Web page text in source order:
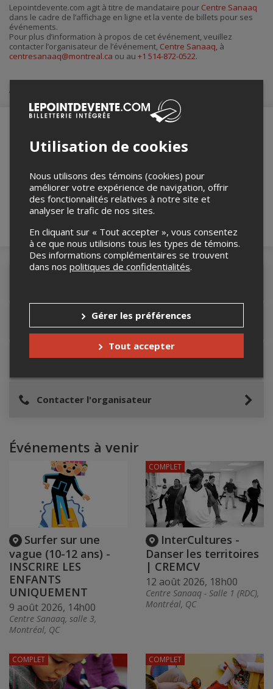
courriel
Lepointdevente.com agit à titre de mandataire pour Centre Sanaaq
dans le cadre de l’affichage en ligne et la vente de billets pour ses
événements.
Pour plus d’information à propos de cet événement, veuillez
contacter l’organisateur de l’événement, Centre Sanaaq, à
centresanaaq@montreal.ca ou au +1 514-872-0522.
Achat de billets
Merci de confirmer que vous n'êtes pas un
Accès au site de l'événement
Informations relatives au stationnement
Contacter l'organisateur
Événements à venir
Surfer sur une
vague (10-12 ans) -
INSCRIRE LES
ENFANTS
UNIQUEMENT
9 août 2026, 14h00
Centre Sanaaq, salle 3,
Montréal, QC
InterCultures -
Danser les territoires
| CREMCV
12 août 2026, 18h00
Centre Sanaaq - Salle 1 (RDC),
Montréal, QC
COMPLET
COMPLET COMPLET
Utilisation de cookies
Nous utilisons des témoins (cookies) pour
améliorer votre expérience de navigation, offrir
des fonctionnalités relatives à notre site et
analyser le trafic de nos sites.
En cliquant sur « Tout accepter », vous consentez
à ce que nous utilisions tous les types de témoins.
Des informations complémentaires se trouvent
dans nos politiques de confidentialités.
Gérer les préférences
Tout accepter